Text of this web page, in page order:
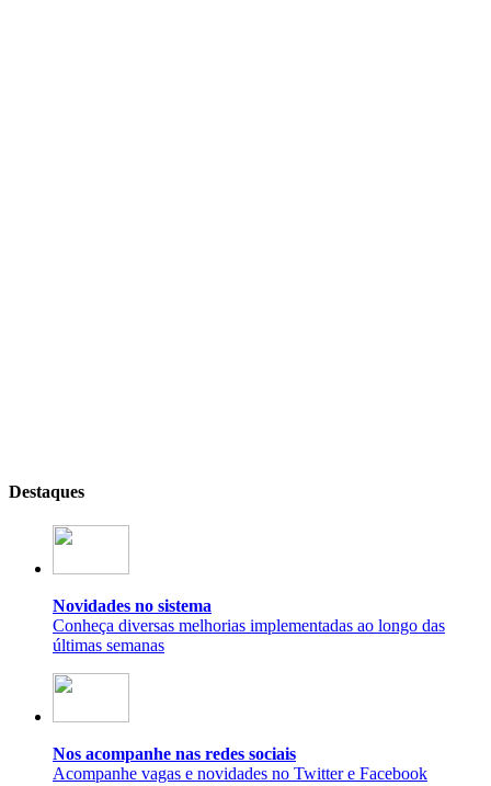
Destaques
Novidades no sistema
Conheça diversas melhorias implementadas ao longo das
últimas semanas
Nos acompanhe nas redes sociais
Acompanhe vagas e novidades no Twitter e Facebook